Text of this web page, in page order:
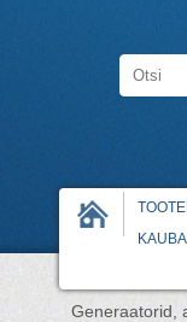
Generaatorid,